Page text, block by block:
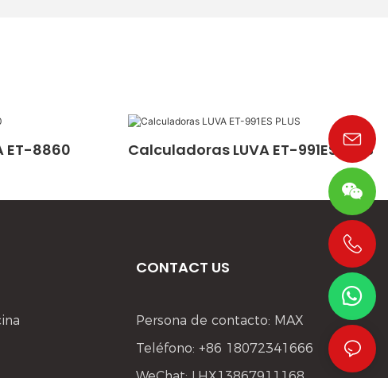
ET-8860 Calculadoras LUVA ET-991ES PLUS
CONTACT US
Persona de contacto: MAX
Teléfono: +86 18072341666